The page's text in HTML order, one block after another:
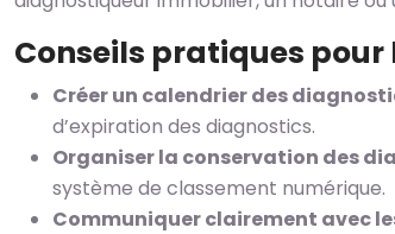
Conseils pratiques
Créer un calendrier des
d’expiration des diagnostics.
Organiser la conservation des
système de classement numérique.
Communiquer clairement avec